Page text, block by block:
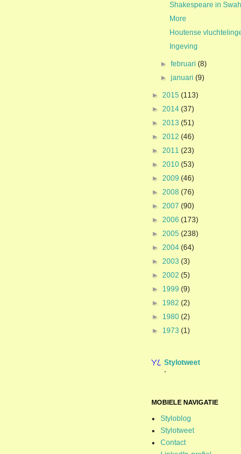
Shakespeare in
More
Houtense
Ingeving
►februari(8)
►januari(9)
► 2015 (113)
► 2014 (37)
► 2013 (51)
► 2012 (46)
► 2011 (23)
► 2010 (53)
► 2009 (46)
► 2008 (76)
► 2007 (90)
► 2006 (173)
► 2005 (238)
► 2004 (64)
► 2003 (3)
► 2002 (5)
► 1999 (9)
► 1982 (2)
► 1980 (2)
► 1973 (1)
Stylotweet
-
MOBIELE NAVIGATIE
Styloblog
Stylotweet
Contact